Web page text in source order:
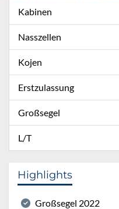
Kabinen
Nasszellen
Kojen
Erstzulassung
Großsegel
L/T
Highlights
Großsegel 2022